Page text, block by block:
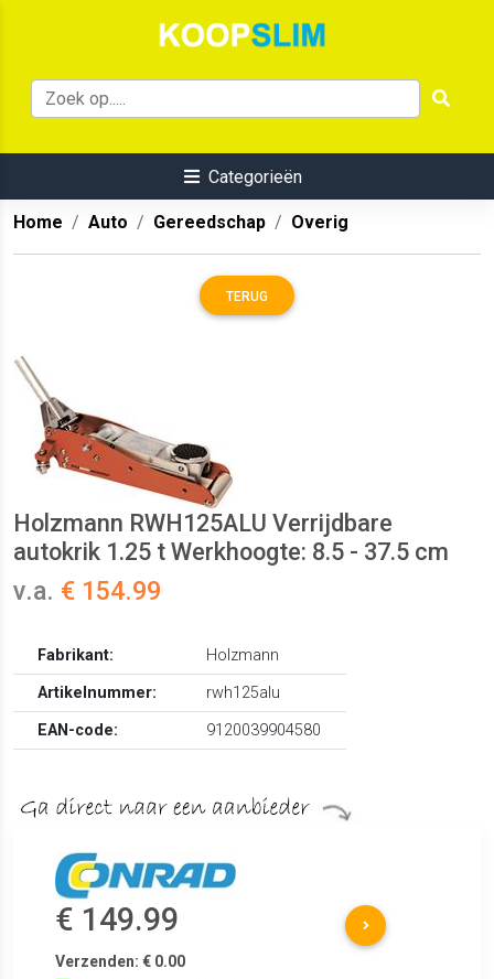
Categorieën
Home Auto Gereedschap Overig
TERUG
Holzmann RWH125ALU Verrijdbare
autokrik 1.25 t Werkhoogte: 8.5 - 37.5 cm
v.a. € 154.99
Fabrikant:
Holzmann
Artikelnummer:
rwh125alu
EAN-code:
9120039904580
€ 149.99
Verzenden: € 0.00